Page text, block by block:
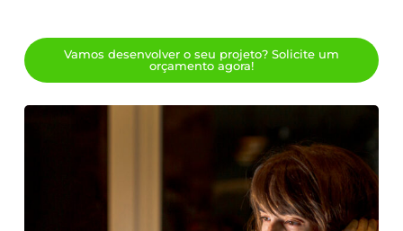
Vamos desenvolver o seu projeto? Solicite um
orçamento agora!